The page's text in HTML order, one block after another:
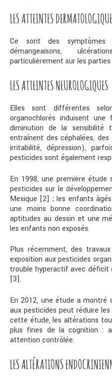
LES ATTEINTES
Ce sont des symptômes
démangeaisons,
particulièrement sur les
LES ATTEINTES NEUROLOGIQUES
Elles sont différentes
organochlorés induisent
diminution de la sensibilité
entraînent des céphalées,
irritabilité, dépression),
pesticides sont également
En 1998, une première étude
pesticides sur le
Mexique [2] ; les enfants
une moins bonne
aptitudes au dessin et une
les enfants non exposés.
Plus récemment, des
exposition aux pesticides
trouble hyperactif avec déficit
[3].
En 2012, une étude a montré
aux pesticides peut réduire
cette étude, les altérations
plus fines de la cognition :
attention contrôlée.
LES ALTÉRATIONS